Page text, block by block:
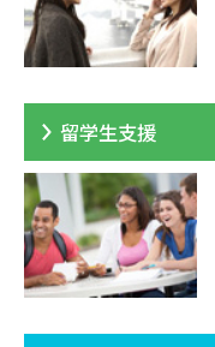
留学生支援